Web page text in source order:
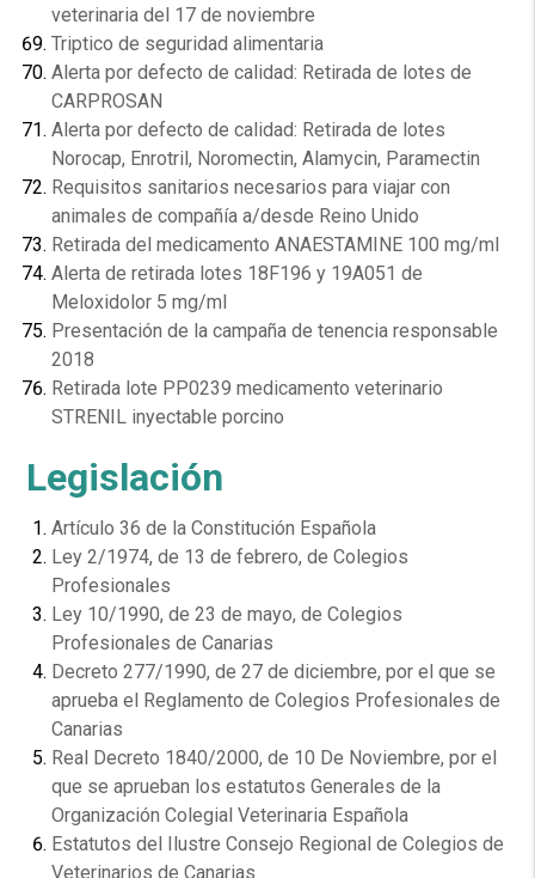
veterinaria del 17 de noviembre
Triptico de seguridad alimentaria
Alerta por defecto de calidad: Retirada de lotes de
CARPROSAN
Alerta por defecto de calidad: Retirada de lotes
Norocap, Enrotril, Noromectin, Alamycin, Paramectin
Requisitos sanitarios necesarios para viajar con
animales de compañía a/desde Reino Unido
Retirada del medicamento ANAESTAMINE 100 mg/ml
Alerta de retirada lotes 18F196 y 19A051 de
Meloxidolor 5 mg/ml
Presentación de la campaña de tenencia responsable
2018
Retirada lote PP0239 medicamento veterinario
STRENIL inyectable porcino
Legislación
Artículo 36 de la Constitución Española
Ley 2/1974, de 13 de febrero, de Colegios
Profesionales
Ley 10/1990, de 23 de mayo, de Colegios
Profesionales de Canarias
Decreto 277/1990, de 27 de diciembre, por el que se
aprueba el Reglamento de Colegios Profesionales de
Canarias
Real Decreto 1840/2000, de 10 De Noviembre, por el
que se aprueban los estatutos Generales de la
Organización Colegial Veterinaria Española
Estatutos del Ilustre Consejo Regional de Colegios de
Veterinarios de Canarias